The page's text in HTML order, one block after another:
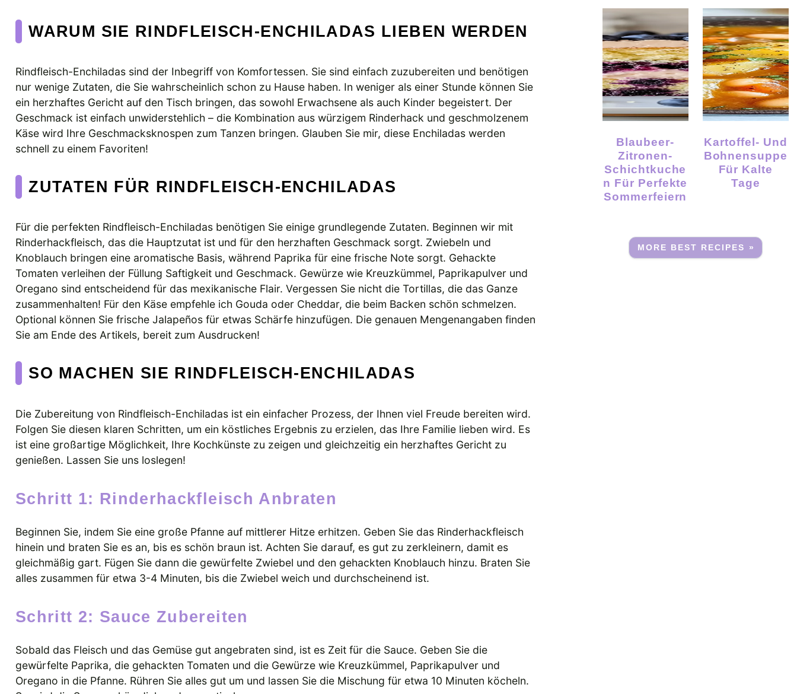
WARUM SIE RINDFLEISCH-ENCHILADAS LIEBEN WERDEN
Rindfleisch-Enchiladas sind der Inbegriff von Komfortessen. Sie sind einfach zuzubereiten und benötigen
nur wenige Zutaten, die Sie wahrscheinlich schon zu Hause haben. In weniger als einer Stunde können Sie
ein herzhaftes Gericht auf den Tisch bringen, das sowohl Erwachsene als auch Kinder begeistert. Der
Geschmack ist einfach unwiderstehlich – die Kombination aus würzigem Rinderhack und geschmolzenem
Käse wird Ihre Geschmacksknospen zum Tanzen bringen. Glauben Sie mir, diese Enchiladas werden
schnell zu einem Favoriten!
ZUTATEN FÜR RINDFLEISCH-ENCHILADAS
Für die perfekten Rindfleisch-Enchiladas benötigen Sie einige grundlegende Zutaten. Beginnen wir mit
Rinderhackfleisch, das die Hauptzutat ist und für den herzhaften Geschmack sorgt. Zwiebeln und
Knoblauch bringen eine aromatische Basis, während Paprika für eine frische Note sorgt. Gehackte
Tomaten verleihen der Füllung Saftigkeit und Geschmack. Gewürze wie Kreuzkümmel, Paprikapulver und
Oregano sind entscheidend für das mexikanische Flair. Vergessen Sie nicht die Tortillas, die das Ganze
zusammenhalten! Für den Käse empfehle ich Gouda oder Cheddar, die beim Backen schön schmelzen.
Optional können Sie frische Jalapeños für etwas Schärfe hinzufügen. Die genauen Mengenangaben finden
Sie am Ende des Artikels, bereit zum Ausdrucken!
SO MACHEN SIE RINDFLEISCH-ENCHILADAS
Die Zubereitung von Rindfleisch-Enchiladas ist ein einfacher Prozess, der Ihnen viel Freude bereiten wird.
Folgen Sie diesen klaren Schritten, um ein köstliches Ergebnis zu erzielen, das Ihre Familie lieben wird. Es
ist eine großartige Möglichkeit, Ihre Kochkünste zu zeigen und gleichzeitig ein herzhaftes Gericht zu
genießen. Lassen Sie uns loslegen!
Schritt 1: Rinderhackfleisch Anbraten
Beginnen Sie, indem Sie eine große Pfanne auf mittlerer Hitze erhitzen. Geben Sie das Rinderhackfleisch
hinein und braten Sie es an, bis es schön braun ist. Achten Sie darauf, es gut zu zerkleinern, damit es
gleichmäßig gart. Fügen Sie dann die gewürfelte Zwiebel und den gehackten Knoblauch hinzu. Braten Sie
alles zusammen für etwa 3-4 Minuten, bis die Zwiebel weich und durchscheinend ist.
Schritt 2: Sauce Zubereiten
Sobald das Fleisch und das Gemüse gut angebraten sind, ist es Zeit für die Sauce. Geben Sie die
gewürfelte Paprika, die gehackten Tomaten und die Gewürze wie Kreuzkümmel, Paprikapulver und
Oregano in die Pfanne. Rühren Sie alles gut um und lassen Sie die Mischung für etwa 10 Minuten köcheln.
Blaubeer-
Zitronen-
Schichtkuche
N Für Perfekte
Sommerfeiern
Kartoffel- Und
Bohnensuppe
Für Kalte
Tage
MORE BEST RECIPES »